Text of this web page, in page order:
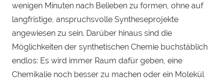
wenigen Minuten nach Belieben zu formen, ohne auf
langfristige, anspruchsvolle Syntheseprojekte
angewiesen zu sein. Darüber hinaus sind die
Möglichkeiten der synthetischen Chemie buchstäblich
endlos: Es wird immer Raum dafür geben, eine
Chemikalie noch besser zu machen oder ein Molekül